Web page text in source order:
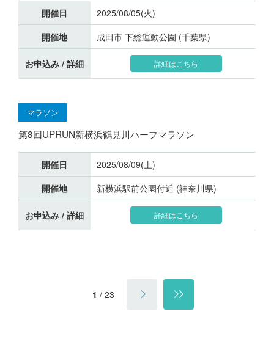
開催日
2025/08/05(火)
開催地
成田市 下総運動公園 (千葉県)
お申込み / 詳細 詳細はこちら
マラソン
第8回UPRUN新横浜鶴見川ハーフマラソン
開催日
2025/08/09(土)
開催地
新横浜駅前公園付近 (神奈川県)
お申込み / 詳細 詳細はこちら
1 / 23